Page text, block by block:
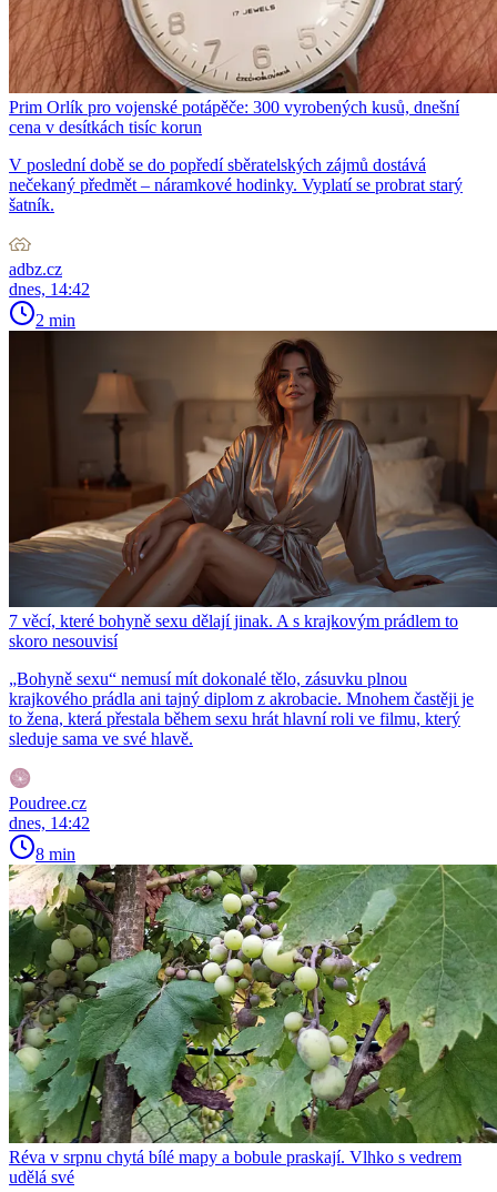
Prim Orlík pro vojenské potápěče: 300 vyrobených kusů, dnešní
cena v desítkách tisíc korun
V poslední době se do popředí sběratelských zájmů dostává
nečekaný předmět – náramkové hodinky. Vyplatí se probrat starý
šatník.
adbz.cz
dnes, 14:42
2 min
7 věcí, které bohyně sexu dělají jinak. A s krajkovým prádlem to
skoro nesouvisí
„Bohyně sexu“ nemusí mít dokonalé tělo, zásuvku plnou
krajkového prádla ani tajný diplom z akrobacie. Mnohem častěji je
to žena, která přestala během sexu hrát hlavní roli ve filmu, který
sleduje sama ve své hlavě.
Poudree.cz
dnes, 14:42
8 min
Réva v srpnu chytá bílé mapy a bobule praskají. Vlhko s vedrem
udělá své